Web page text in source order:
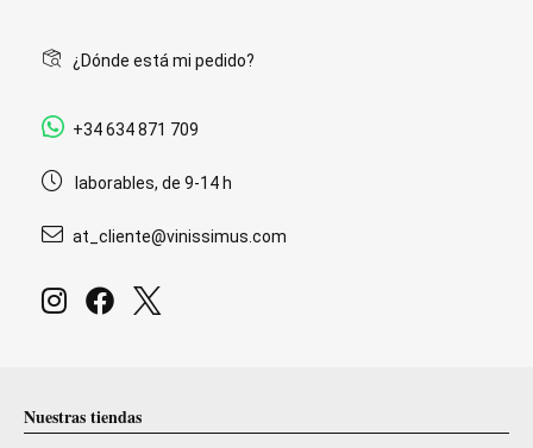
¿Dónde está mi pedido?
+34 634 871 709
laborables, de 9-14 h
at_cliente@vinissimus.com
Nuestras tiendas